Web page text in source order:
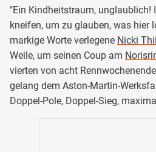
"Ein Kindheitstraum, unglaublich!
kneifen, um zu glauben, was hier
markige Worte verlegene Nicki
Weile, um seinen Coup am
vierten von acht
gelang dem Aston-Martin-
Doppel-Pole, Doppel-Sieg,